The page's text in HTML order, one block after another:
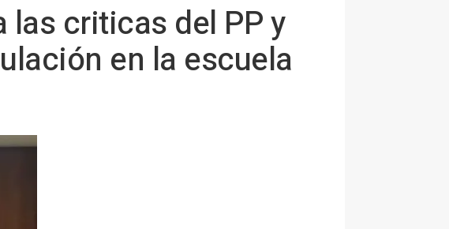
las criticas del PP y
en la escuela